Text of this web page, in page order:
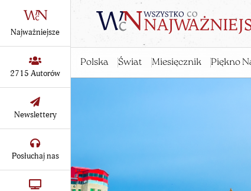
Polska Świat Miesięcznik Piękno
Najważniejsze
2715 Autorów
Newslettery
Posłuchaj nas